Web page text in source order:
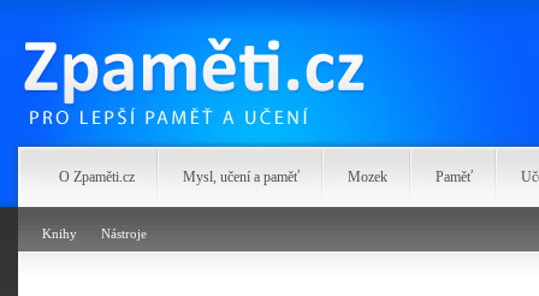
Zpaměti.cz
O Zpaměti.cz Mysl, učení a paměť Mozek Paměť
Knihy Nástroje